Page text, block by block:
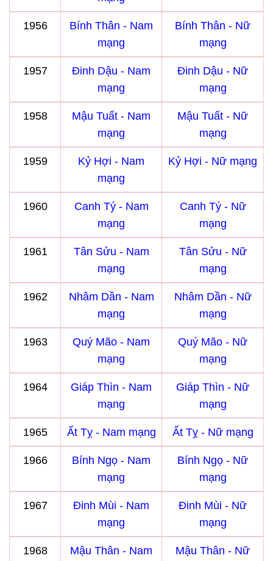
1956
Bính Thân - Nam
mạng
Bính Thân - Nữ
mạng
1957
Đinh Dậu - Nam
mạng
Đinh Dậu - Nữ
mạng
1958
Mậu Tuất - Nam
mạng
Mậu Tuất - Nữ
mạng
1959
Kỷ Hợi - Nam
mạng
Kỷ Hợi - Nữ mạng
1960
Canh Tý - Nam
mạng
Canh Tý - Nữ
mạng
1961
Tân Sửu - Nam
mạng
Tân Sửu - Nữ
mạng
1962
Nhâm Dần - Nam
mạng
Nhâm Dần - Nữ
mạng
1963
Quý Mão - Nam
mạng
Quý Mão - Nữ
mạng
1964
Giáp Thìn - Nam
mạng
Giáp Thìn - Nữ
mạng
1965 Ất Tỵ - Nam mạng Ất Tỵ - Nữ mạng
1966
Bính Ngọ - Nam
mạng
Bính Ngọ - Nữ
mạng
1967
Đinh Mùi - Nam
mạng
Đinh Mùi - Nữ
mạng
1968
Mậu Thân - Nam
Mậu Thân - Nữ